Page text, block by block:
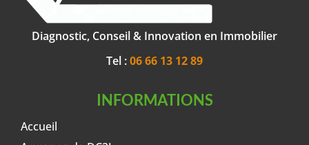
Diagnostic, Conseil & Innovation en Immobilier
Tel :06 66 13 12 89
INFORMATIONS
Accueil